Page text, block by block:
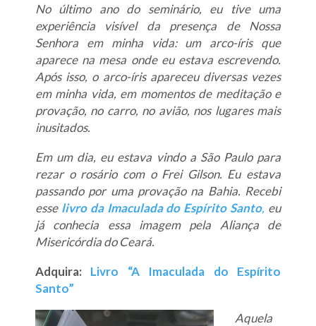
No último ano do seminário, eu tive uma
experiência visível da presença de Nossa
Senhora em minha vida: um arco-íris que
aparece na mesa onde eu estava escrevendo.
Após isso, o arco-íris apareceu diversas vezes
em minha vida, em momentos de meditação e
provação, no carro, no avião, nos lugares mais
inusitados.
Em um dia, eu estava vindo a São Paulo para
rezar o rosário com o Frei Gilson. Eu estava
passando por uma provação na Bahia. Recebi
esse livro da Imaculada do Espírito Santo, eu
já conhecia essa imagem pela Aliança de
Misericórdia do Ceará.
Adquira: Livro “A Imaculada do Espírito
Santo”
Aquela